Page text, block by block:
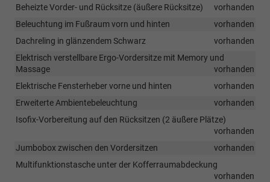
Beheizte Vorder- und Rücksitze (äußere Rücksitze)
vorhanden
Beleuchtung im Fußraum vorn und hinten
vorhanden
Dachreling in glänzendem Schwarz
vorhanden
Elektrisch verstellbare Ergo-Vordersitze mit Memory und
Massage
vorhanden
Elektrische Fensterheber vorne und hinten
vorhanden
Erweiterte Ambientebeleuchtung
vorhanden
Isofix-Vorbereitung auf den Rücksitzen (2 äußere Plätze)
vorhanden
Jumbobox zwischen den Vordersitzen
vorhanden
Multifunktionstasche unter der Kofferraumabdeckung
vorhanden